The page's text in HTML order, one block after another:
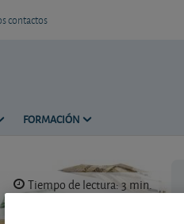
contactos
FORMACIÓN
Tiempo de lectura: 3 min.